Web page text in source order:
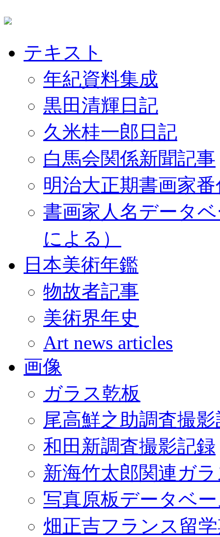
テキスト
年紀資料集成
黒田清輝日記
久米桂一郎日記
白馬会関係新聞記事
明治大正期書画家
書画家人名データ
による）
日本美術年鑑
物故者記事
美術界年史
Art news articles
画像
ガラス乾板
尾高鮮之助調査撮
和田新調査撮影記録
新海竹太郎関連ガ
写真原板データベ
畑正吉フランス留